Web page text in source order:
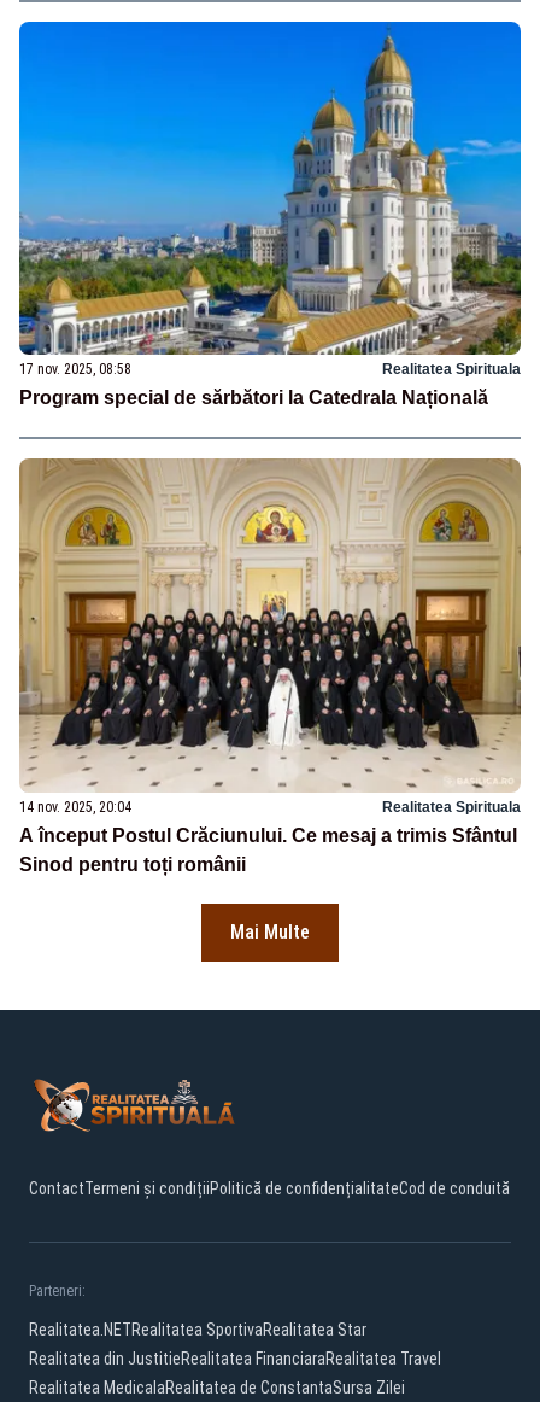
17 nov. 2025, 08:58 Realitatea Spirituala
Program special de sărbători la Catedrala Națională
14 nov. 2025, 20:04 Realitatea Spirituala
A început Postul Crăciunului. Ce mesaj a trimis Sfântul
Sinod pentru toți românii
Mai Multe
ContactTermeni și condițiiPolitică de confidențialitateCod de conduită
Parteneri:
Realitatea.NETRealitatea SportivaRealitatea Star
Realitatea din JustitieRealitatea FinanciaraRealitatea Travel
Realitatea MedicalaRealitatea de ConstantaSursa Zilei